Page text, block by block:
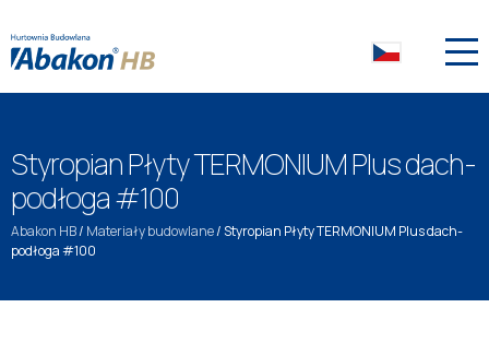
Styropian Płyty TERMONIUM Plus dach-
podłoga #100
Abakon HB/ Materiały budowlane/Styropian Płyty TERMONIUM Plus dach-
podłoga #100